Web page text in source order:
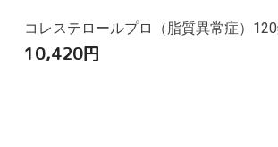
コレステロールプロ（脂質異常症）
10,420円